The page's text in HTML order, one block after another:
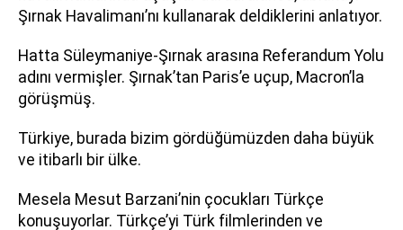
Şırnak Havalimanı’nı kullanarak deldiklerini anlatıyor.
Hatta Süleymaniye-Şırnak arasına Referandum Yolu
adını vermişler. Şırnak’tan Paris’e uçup, Macron’la
görüşmüş.
Türkiye, burada bizim gördüğümüzden daha büyük
ve itibarlı bir ülke.
Mesela Mesut Barzani’nin çocukları Türkçe
konuşuyorlar. Türkçe’yi Türk filmlerinden ve